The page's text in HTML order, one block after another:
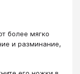
более мягко
и разминание,